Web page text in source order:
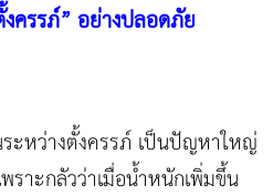
ครรภ์” อย่างปลอดภัย
ะหว่างตั้งครรภ์ เป็นปัญหาใหญ่
าะกลัวว่าเมื่อน้ำหนักเพิ่มขึ้น